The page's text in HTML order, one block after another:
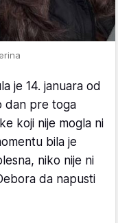
je 14. januara od
dan pre toga
koji nije mogla ni
bila je
niko nije ni
da napusti